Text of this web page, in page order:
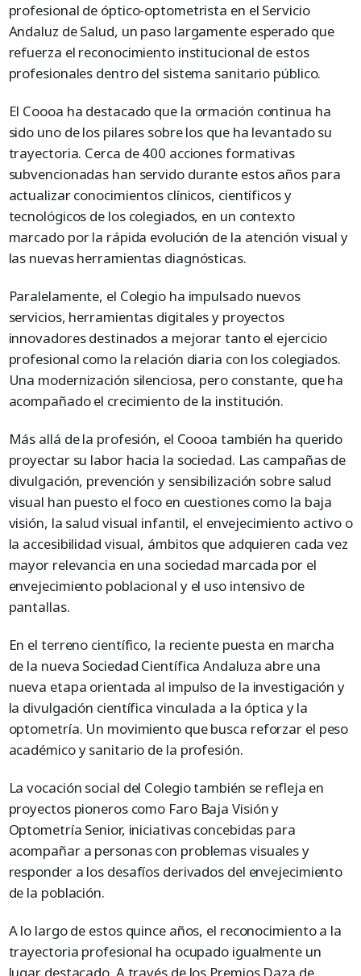
profesional de óptico-optometrista en el Servicio
Andaluz de Salud, un paso largamente esperado que
refuerza el reconocimiento institucional de estos
profesionales dentro del sistema sanitario público.
El Coooa ha destacado que la ormación continua ha
sido uno de los pilares sobre los que ha levantado su
trayectoria. Cerca de 400 acciones formativas
subvencionadas han servido durante estos años para
actualizar conocimientos clínicos, científicos y
tecnológicos de los colegiados, en un contexto
marcado por la rápida evolución de la atención visual y
las nuevas herramientas diagnósticas.
Paralelamente, el Colegio ha impulsado nuevos
servicios, herramientas digitales y proyectos
innovadores destinados a mejorar tanto el ejercicio
profesional como la relación diaria con los colegiados.
Una modernización silenciosa, pero constante, que ha
acompañado el crecimiento de la institución.
Más allá de la profesión, el Coooa también ha querido
proyectar su labor hacia la sociedad. Las campañas de
divulgación, prevención y sensibilización sobre salud
visual han puesto el foco en cuestiones como la baja
visión, la salud visual infantil, el envejecimiento activo o
la accesibilidad visual, ámbitos que adquieren cada vez
mayor relevancia en una sociedad marcada por el
envejecimiento poblacional y el uso intensivo de
pantallas.
En el terreno científico, la reciente puesta en marcha
de la nueva Sociedad Científica Andaluza abre una
nueva etapa orientada al impulso de la investigación y
la divulgación científica vinculada a la óptica y la
optometría. Un movimiento que busca reforzar el peso
académico y sanitario de la profesión.
La vocación social del Colegio también se refleja en
proyectos pioneros como Faro Baja Visión y
Optometría Senior, iniciativas concebidas para
acompañar a personas con problemas visuales y
responder a los desafíos derivados del envejecimiento
de la población.
A lo largo de estos quince años, el reconocimiento a la
trayectoria profesional ha ocupado igualmente un